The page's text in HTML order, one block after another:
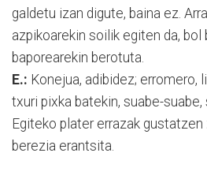
galdetu izan digute, baina ez.
azpikoarekin soilik egiten da, bol
baporearekin berotuta.
E.: Konejua, adibidez; erromero,
txuri pixka batekin, suabe-suabe,
Egiteko plater errazak
berezia erantsita.